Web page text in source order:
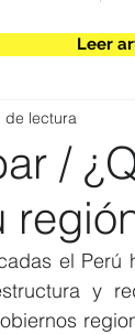
Leer
/
de lectura
el Perú
y